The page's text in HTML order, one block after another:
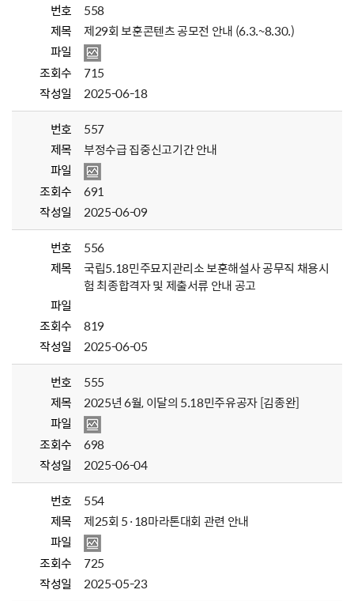
번호
558
제목
제29회 보훈콘텐츠 공모전 안내 (6.3.~8.30.)
파일
조회수
715
작성일
2025-06-18
번호
557
제목
부정수급 집중신고기간 안내
파일
조회수
691
작성일
2025-06-09
번호
556
제목
국립5.18민주묘지관리소 보훈해설사 공무직 채용시
험 최종합격자 및 제출서류 안내 공고
파일
조회수
819
작성일
2025-06-05
번호
555
제목
2025년 6월, 이달의 5.18민주유공자 [김종완]
파일
조회수
698
작성일
2025-06-04
번호
554
제목
제25회 5·18마라톤대회 관련 안내
파일
조회수
725
작성일
2025-05-23